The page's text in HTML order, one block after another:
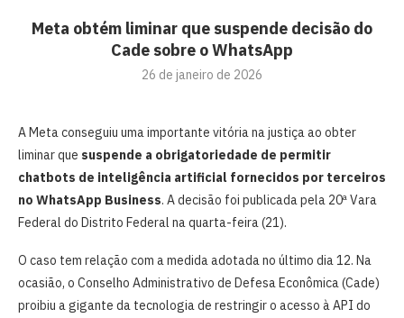
Meta obtém liminar que suspende decisão do
Cade sobre o WhatsApp
26 de janeiro de 2026
A Meta conseguiu uma importante vitória na justiça ao obter
liminar que suspende a obrigatoriedade de permitir
chatbots de inteligência artificial fornecidos por terceiros
no WhatsApp Business. A decisão foi publicada pela 20ª Vara
Federal do Distrito Federal na quarta-feira (21).
O caso tem relação com a medida adotada no último dia 12. Na
ocasião, o Conselho Administrativo de Defesa Econômica (Cade)
proibiu a gigante da tecnologia de restringir o acesso à API do